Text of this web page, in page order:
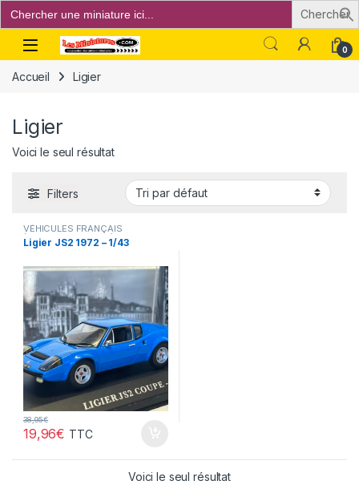
Search
for:
Open 0
Accueil Ligier
Ligier
Voici le seul résultat
Filters
VÉHICULES FRANÇAIS
(voitures,camions...)
Ligier JS2 1972 – 1/43
19,96€
38,95€
TTC
Voici le seul résultat